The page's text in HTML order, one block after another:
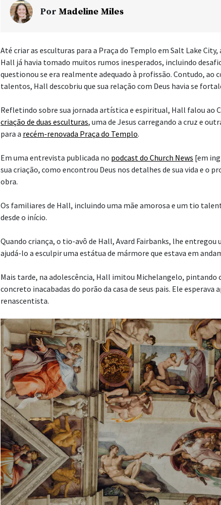
Por Madeline Miles
Até criar as esculturas para a Praça do Templo em Salt Lake
Hall já havia tomado muitos rumos inesperados, incluindo
questionou se era realmente adequado à profissão. Contudo, ao
talentos, Hall descobriu que sua relação com Deus havia se
Refletindo sobre sua jornada artística e espiritual, Hall falou ao
criação de duas esculturas, uma de Jesus carregando a cruz e
para a recém-renovada Praça do Templo.
Em uma entrevista publicada no podcast do Church News [em
sua criação, como encontrou Deus nos detalhes de sua vida e o
obra.
Os familiares de Hall, incluindo uma mãe amorosa e um tio
desde o início.
Quando criança, o tio-avô de Hall, Avard Fairbanks, lhe entregou
ajudá-lo a esculpir uma estátua de mármore que estava em
Mais tarde, na adolescência, Hall imitou Michelangelo, pintando
concreto inacabadas do porão da casa de seus pais. Ele
renascentista.